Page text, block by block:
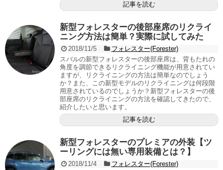
記事を読む
新型フォレスターの後部座席のリクライ
ニング方法は簡単？実際に試してみた
2018/11/5
フォレスター(Forester)
スバルの新型フォレスターの後部座席は、背もたれの
角度を調節できるリクライニング機能が用意されてい
ますが、リクライニングの方法は簡単なのでしょう
か？また、この新型モデルのリクライニングは何段階
用意されているのでしょうか？新型フォレスターの後
部座席のリクライニングの方法を確認してきたので、
紹介したいと思います。
記事を読む
新型フォレスターのプレミアの外装【ツ
ーリングには無い専用装備とは？】
2018/11/4
フォレスター(Forester)